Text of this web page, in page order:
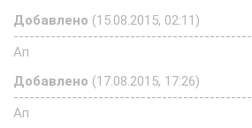
Добавлено (15.08.2015, 02:11)
---------------------------------------------
Ап
Добавлено (17.08.2015, 17:26)
---------------------------------------------
Ап